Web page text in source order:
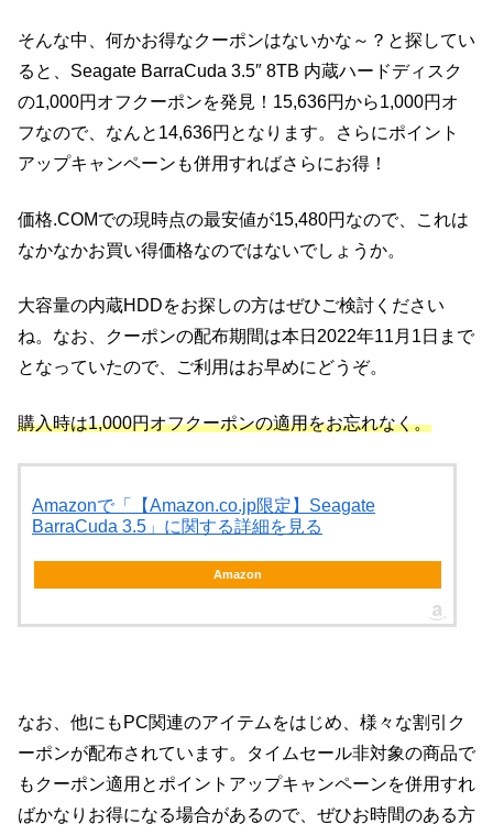
そんな中、何かお得なクーポンはないかな～？と探してい
ると、Seagate BarraCuda 3.5″ 8TB 内蔵ハードディスク
の1,000円オフクーポンを発見！ 15,636円から1,000円オ
フなので、なんと14,636円となります。さらにポイント
アップキャンペーンも併用すればさらにお得！
価格.COMでの現時点の最安値が15,480円なので、これは
なかなかお買い得価格なのではないでしょうか。
大容量の内蔵HDDをお探しの方はぜひご検討ください
ね。なお、クーポンの配布期間は本日2022年11月1日まで
となっていたので、ご利用はお早めにどうぞ。
購入時は1,000円オフクーポンの適用をお忘れなく。
Amazonで「【Amazon.co.jp限定】Seagate
BarraCuda 3.5」に関する詳細を見る
Amazon
なお、他にもPC関連のアイテムをはじめ、様々な割引ク
ーポンが配布されています。タイムセール非対象の商品で
もクーポン適用とポイントアップキャンペーンを併用すれ
ばかなりお得になる場合があるので、ぜひお時間のある方